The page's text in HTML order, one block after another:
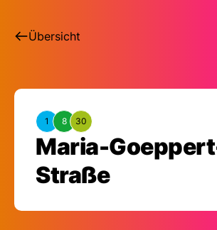
Übersicht
Haltestelle:
Maria-
Straße
1 8 30